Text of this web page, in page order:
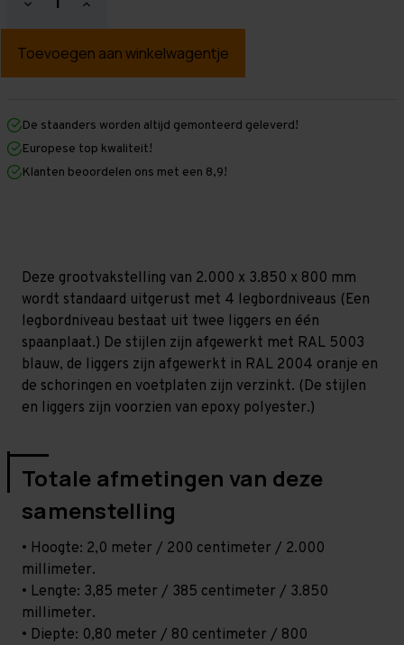
Hoeveelheid
verlagen
Grootvakstelling
mm
mm
x
800
mm
Hoeveelheid
verhogen
Grootvakstelling
mm
mm
800
mm
De staanders worden altijd gemonteerd geleverd!
Europese top kwaliteit!
Klanten beoordelen ons met een 8,9!
Deze grootvakstelling van 2.000 x 3.850 x 800 mm
wordt standaard uitgerust met 4 legbordniveaus (Een
legbordniveau bestaat uit twee liggers en één
spaanplaat.) De stijlen zijn afgewerkt met RAL 5003
blauw, de liggers zijn afgewerkt in RAL 2004 oranje en
de schoringen en voetplaten zijn verzinkt. (De stijlen
en liggers zijn voorzien van epoxy polyester.)
Totale afmetingen van deze
samenstelling
• Hoogte: 2,0 meter / 200 centimeter / 2.000
millimeter.
• Lengte: 3,85 meter / 385 centimeter / 3.850
millimeter.
• Diepte: 0,80 meter / 80 centimeter / 800